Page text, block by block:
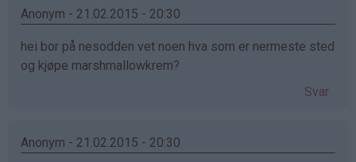
Anonym - 21.02.2015 - 20:30
hei bor på nesodden vet noen hva som er nermeste sted
og kjøpe marshmallowkrem?
Svar
Anonym - 21.02.2015 - 20:30